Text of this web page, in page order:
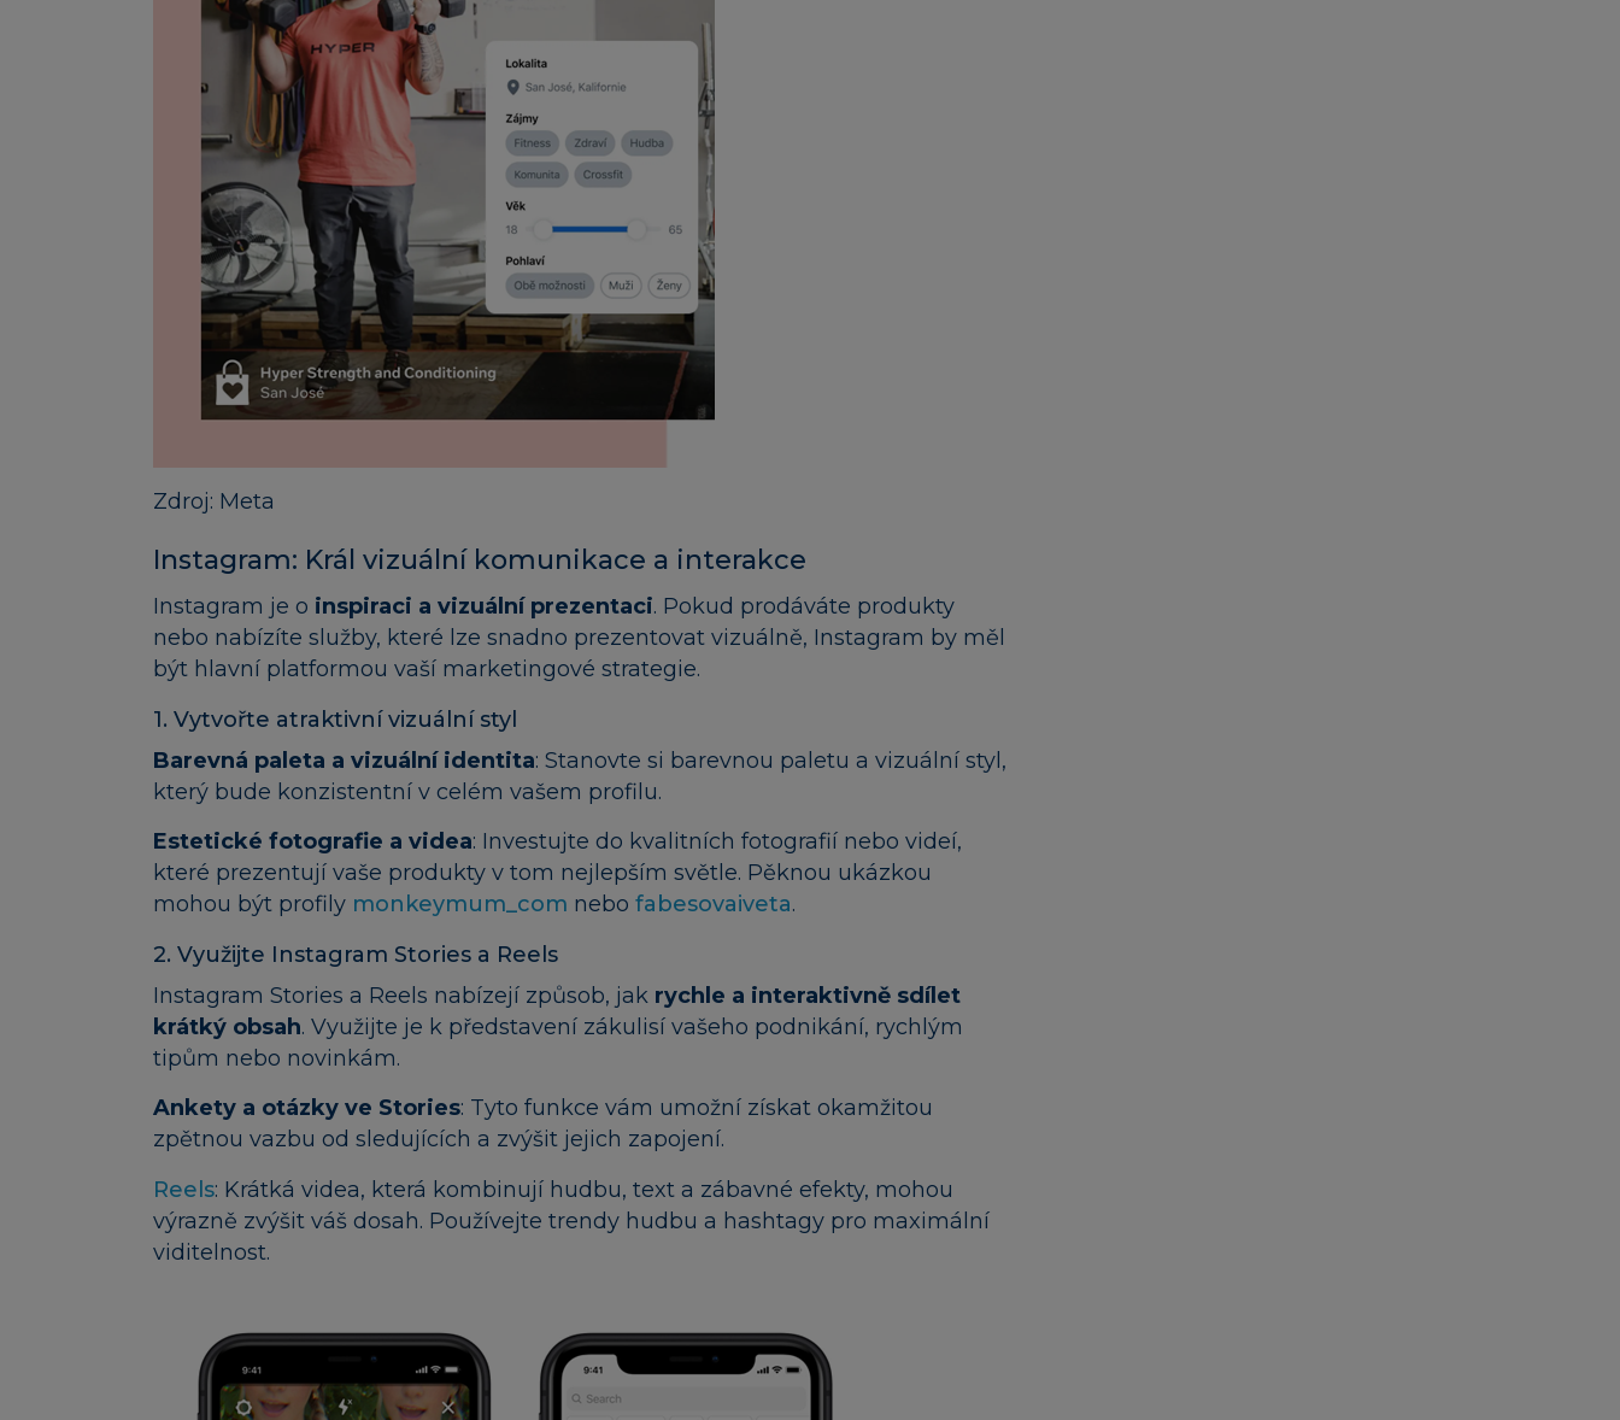
Zdroj: Meta
Instagram: Král vizuální komunikace a interakce
Instagram je o inspiraci a vizuální prezentaci. Pokud prodáváte produkty
nebo nabízíte služby, které lze snadno prezentovat vizuálně, Instagram by měl
být hlavní platformou vaší marketingové strategie.
1. Vytvořte atraktivní vizuální styl
Barevná paleta a vizuální identita: Stanovte si barevnou paletu a vizuální styl,
který bude konzistentní v celém vašem profilu.
Estetické fotografie a videa: Investujte do kvalitních fotografií nebo videí,
které prezentují vaše produkty v tom nejlepším světle. Pěknou ukázkou
mohou být profily monkeymum_com nebo fabesovaiveta.
2. Využijte Instagram Stories a Reels
Instagram Stories a Reels nabízejí způsob, jak rychle a interaktivně sdílet
krátký obsah. Využijte je k představení zákulisí vašeho podnikání, rychlým
tipům nebo novinkám.
Ankety a otázky ve Stories: Tyto funkce vám umožní získat okamžitou
zpětnou vazbu od sledujících a zvýšit jejich zapojení.
Reels: Krátká videa, která kombinují hudbu, text a zábavné efekty, mohou
výrazně zvýšit váš dosah. Používejte trendy hudbu a hashtagy pro maximální
viditelnost.